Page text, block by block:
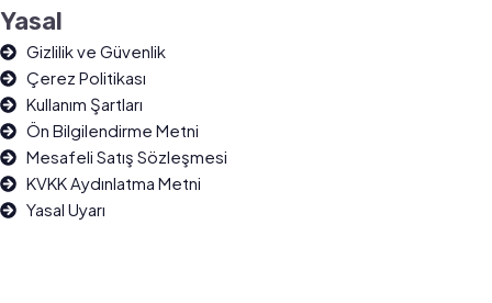
Yasal
Gizlilik ve Güvenlik
Çerez Politikası
Kullanım Şartları
Ön Bilgilendirme Metni
Mesafeli Satış Sözleşmesi
KVKK Aydınlatma Metni
Yasal Uyarı